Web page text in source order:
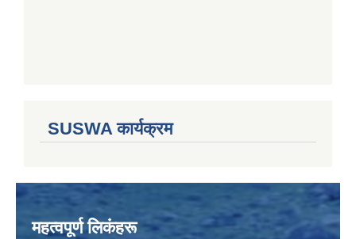
SUSWA कार्यक्रम
महत्वपूर्ण लिकंहरू